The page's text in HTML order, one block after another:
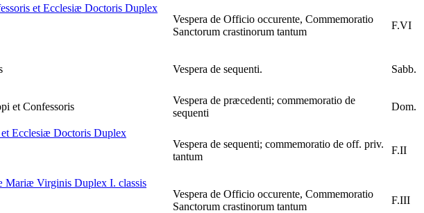
et Ecclesiæ Doctoris Duplex
Vespera de Officio occurente, Commemoratio
Sanctorum crastinorum tantum
F.VI
Vespera de sequenti. Sabb.
et Confessoris
Vespera de præcedenti; commemoratio de
sequenti
Dom.
Ecclesiæ Doctoris Duplex
Vespera de sequenti; commemoratio de off. priv.
tantum
F.II
Mariæ Virginis Duplex I. classis
Vespera de Officio occurente, Commemoratio
Sanctorum crastinorum tantum
F.III